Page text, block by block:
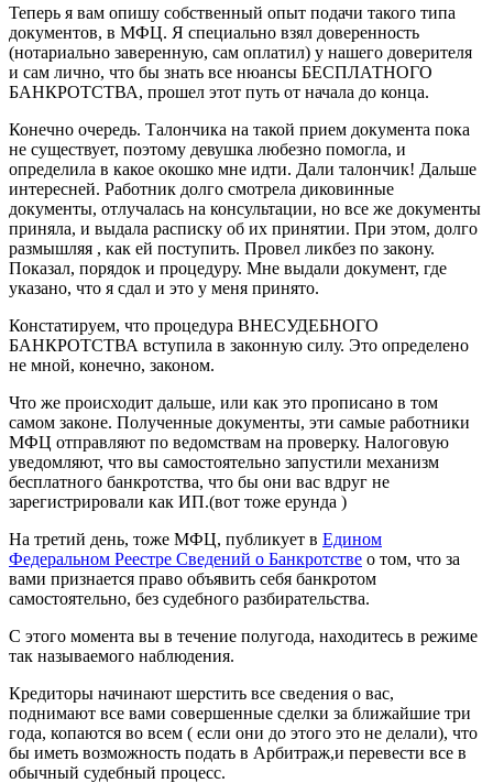
Теперь я вам опишу собственный опыт подачи такого типа
документов, в МФЦ. Я специально взял доверенность
(нотариально заверенную, сам оплатил) у нашего доверителя
и сам лично, что бы знать все нюансы БЕСПЛАТНОГО
БАНКРОТСТВА, прошел этот путь от начала до конца.
Конечно очередь. Талончика на такой прием документа пока
не существует, поэтому девушка любезно помогла, и
определила в какое окошко мне идти. Дали талончик! Дальше
интересней. Работник долго смотрела диковинные
документы, отлучалась на консультации, но все же документы
приняла, и выдала расписку об их принятии. При этом, долго
размышляя , как ей поступить. Провел ликбез по закону.
Показал, порядок и процедуру. Мне выдали документ, где
указано, что я сдал и это у меня принято.
Констатируем, что процедура ВНЕСУДЕБНОГО
БАНКРОТСТВА вступила в законную силу. Это определено
не мной, конечно, законом.
Что же происходит дальше, или как это прописано в том
самом законе. Полученные документы, эти самые работники
МФЦ отправляют по ведомствам на проверку. Налоговую
уведомляют, что вы самостоятельно запустили механизм
бесплатного банкротства, что бы они вас вдруг не
зарегистрировали как ИП.(вот тоже ерунда )
На третий день, тоже МФЦ, публикует в Едином
Федеральном Реестре Сведений о Банкротстве о том, что за
вами признается право объявить себя банкротом
самостоятельно, без судебного разбирательства.
С этого момента вы в течение полугода, находитесь в режиме
так называемого наблюдения.
Кредиторы начинают шерстить все сведения о вас,
поднимают все вами совершенные сделки за ближайшие три
года, копаются во всем ( если они до этого это не делали), что
бы иметь возможность подать в Арбитраж,и перевести все в
обычный судебный процесс.